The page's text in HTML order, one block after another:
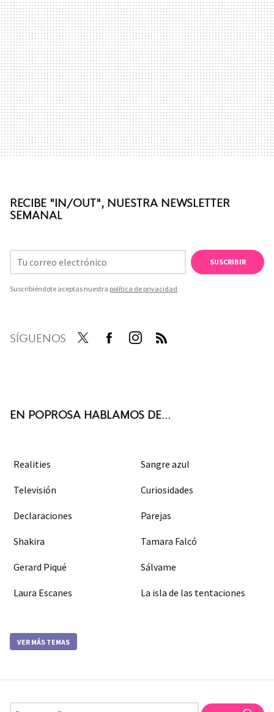
RECIBE "IN/OUT", NUESTRA NEWSLETTER
SEMANAL
SUSCRIBIR
Suscribiéndote aceptas nuestra política de privacidad
SÍGUENOS
EN POPROSA HABLAMOS DE...
Realities Sangre azul
Televisión Curiosidades
Declaraciones Parejas
Shakira Tamara Falcó
Gerard Piqué Sálvame
Laura Escanes La isla de las tentaciones
VER MÁS TEMAS